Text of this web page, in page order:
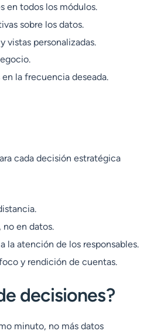
en todos los módulos.
sobre los datos.
vistas personalizadas.
la frecuencia deseada.
cada decisión estratégica
en datos.
la atención de los responsables.
y rendición de cuentas.
decisiones?
minuto, no más datos